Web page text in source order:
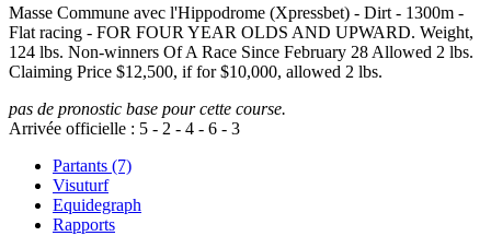
Masse Commune avec l'Hippodrome (Xpressbet) - Dirt - 1300m -
Flat racing - FOR FOUR YEAR OLDS AND UPWARD. Weight,
124 lbs. Non-winners Of A Race Since February 28 Allowed 2 lbs.
Claiming Price $12,500, if for $10,000, allowed 2 lbs.
pas de pronostic base pour cette course.
Arrivée officielle : 5 - 2 - 4 - 6 - 3
Partants (7)
Visuturf
Equidegraph
Rapports